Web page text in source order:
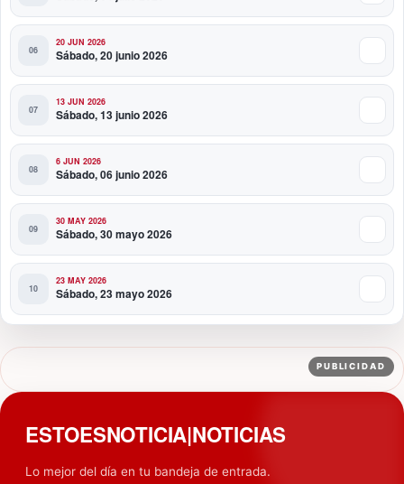
20 JUN 2026
Sábado, 20 junio 2026
13 JUN 2026
Sábado, 13 junio 2026
6 JUN 2026
Sábado, 06 junio 2026
30 MAY 2026
Sábado, 30 mayo 2026
23 MAY 2026
Sábado, 23 mayo 2026
PUBLICIDAD
ESTOESNOTICIA|NOTICIAS
Lo mejor del día en tu bandeja de entrada.